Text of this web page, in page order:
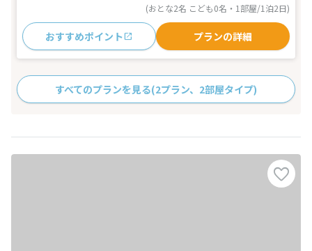
(おとな2名 こども0名・1部屋/1泊2日)
おすすめポイント プランの詳細
すべてのプランを見る(2プラン、2部屋タイプ)